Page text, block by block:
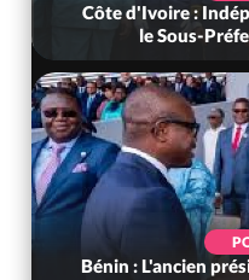
Côte d'Ivoire :
le Sous-
Bénin : L'ancien